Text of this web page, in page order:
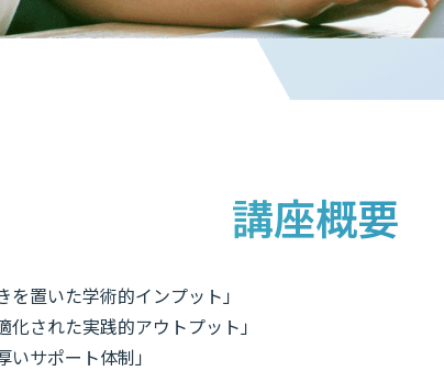
講座概要
を置いた学術的インプット」
化された実践的アウトプット」
いサポート体制」